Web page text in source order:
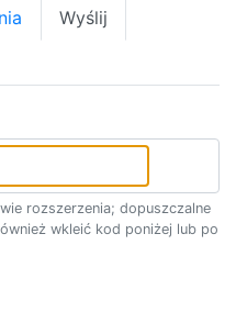
Wyślij
rozszerzenia; dopuszczalne
wkleić kod poniżej lub po